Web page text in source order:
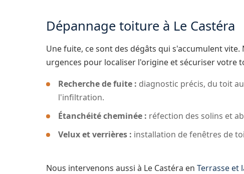
Dépannage toiture à Le Castéra
Une fuite, ce sont des dégâts qui s'accumulent
urgences pour localiser l'origine et sécuriser votre
Recherche de fuite : diagnostic précis, du toit
l'infiltration.
Étanchéité cheminée : réfection des solins et
Velux et verrières : installation de fenêtres de
Nous intervenons aussi à Le Castéra en Terrasse et